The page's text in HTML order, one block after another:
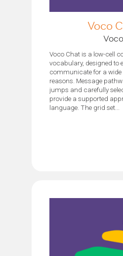
Voco
Voco Chat is a low-cell
vocabulary, designed to
communicate for a wide
reasons. Message
jumps and carefully
provide a supported
language. The grid set...